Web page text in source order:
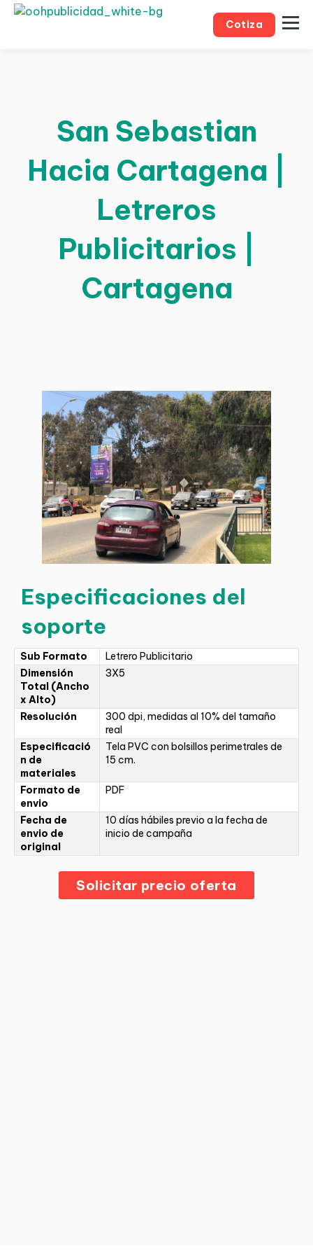
Cotiza
San Sebastian
Hacia Cartagena |
Letreros
Publicitarios |
Cartagena
Especificaciones del
soporte
Sub Formato
Letrero Publicitario
Dimensión
Total (Ancho
x Alto)
3X5
Resolución
300 dpi, medidas al 10% del tamaño
real
Especificació
n de
materiales
Tela PVC con bolsillos perimetrales de
15 cm.
Formato de
envio
PDF
Fecha de
envio de
original
10 días hábiles previo a la fecha de
inicio de campaña
Solicitar precio oferta